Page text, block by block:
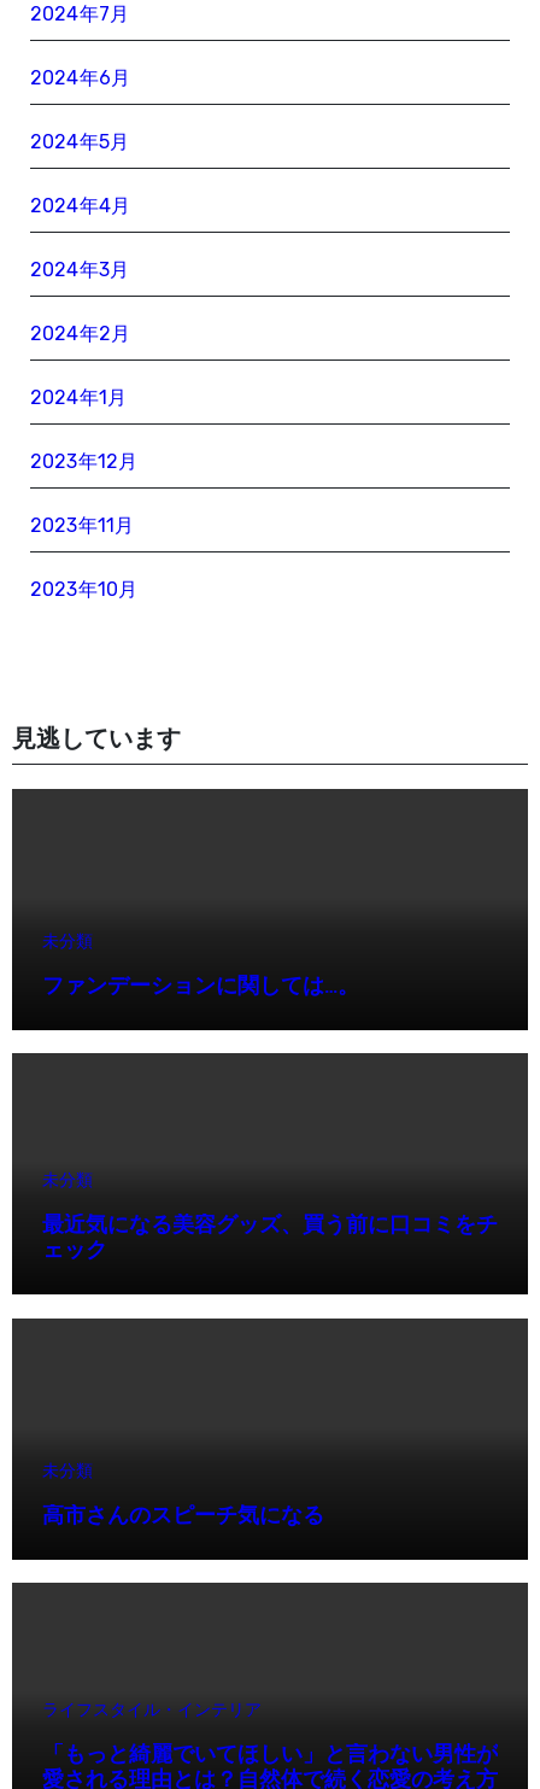
2024年7月
2024年6月
2024年5月
2024年4月
2024年3月
2024年2月
2024年1月
2023年12月
2023年11月
2023年10月
見逃しています
未分類
ファンデーションに関しては…。
未分類
最近気になる美容グッズ、買う前に口コミをチ
ェック
未分類
高市さんのスピーチ気になる
ライフスタイル・インテリア
「もっと綺麗でいてほしい」と言わない男性が
愛される理由とは？自然体で続く恋愛の考え方